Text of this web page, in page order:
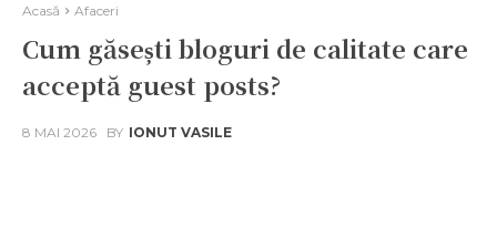
Acasă Afaceri
Cum găsești bloguri de calitate care
acceptă guest posts?
8 MAI 2026 BY IONUT VASILE